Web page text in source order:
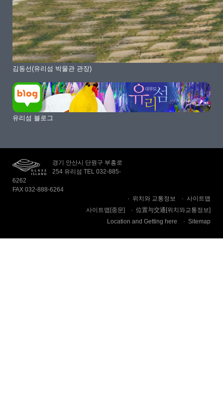
김동선(유리섬 박물관 관장)
유리섬 블로그
경기 안산시 단원구 부흥로
254 유리섬 TEL 032-885-
6262
FAX 032-888-6264
위치와 교통정보
사이트맵
사이트맵[중문]
位置与交通[위치와교통정보]
Location and Getting here
Sitemap